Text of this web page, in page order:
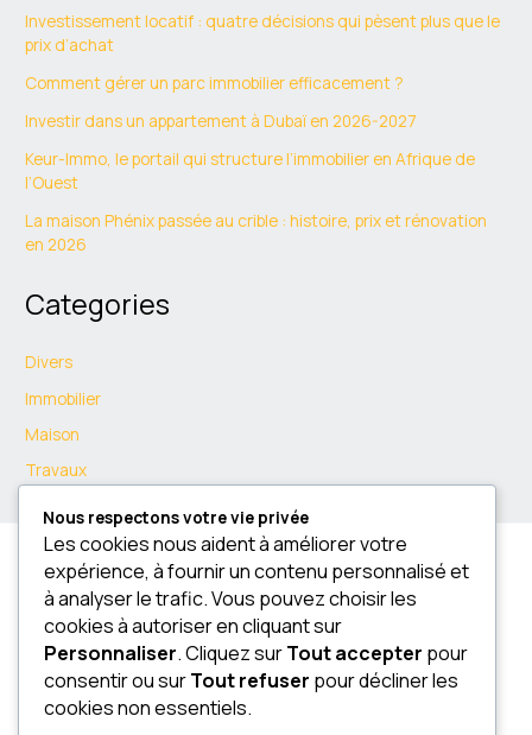
Investissement locatif : quatre décisions qui pèsent plus que le
prix d’achat
Comment gérer un parc immobilier efficacement ?
Investir dans un appartement à Dubaï en 2026-2027
Keur-Immo, le portail qui structure l’immobilier en Afrique de
l’Ouest
La maison Phénix passée au crible : histoire, prix et rénovation
en 2026
Categories
Divers
Immobilier
Maison
Travaux
Blog
Contact
Mentions légales
Nous respectons votre vie privée
Les cookies nous aident à améliorer votre
expérience, à fournir un contenu personnalisé et
à analyser le trafic. Vous pouvez choisir les
cookies à autoriser en cliquant sur
Personnaliser. Cliquez surTout accepter pour
consentir ou surTout refuser pour décliner les
cookies non essentiels.